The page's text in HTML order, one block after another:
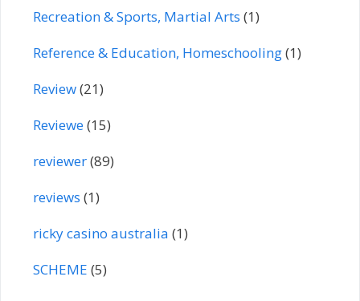
Recreation & Sports, Martial Arts (1)
Reference & Education, Homeschooling(1)
Review(21)
Reviewe(15)
reviewer(89)
reviews (1)
ricky casino australia (1)
SCHEME (5)